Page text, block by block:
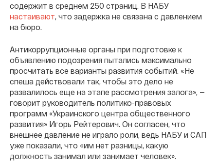
содержит в среднем 250 страниц. В НАБУ
настаивают , что задержка не связана с давлением
на бюро.
Антикоррупционные органы при подготовке к
объявлению подозрения пытались максимально
просчитать все варианты развития событий. «Не
спеша действовали так, чтобы это дело не
развалилось еще на этапе рассмотрения залога», —
говорит руководитель политико-правовых
программ «Украинского центра общественного
развития» Игорь Рейтерович. Он согласен, что
внешнее давление не играло роли, ведь НАБУ и САП
уже показали, что «им нет разницы, какую
должность занимал или занимает человек».